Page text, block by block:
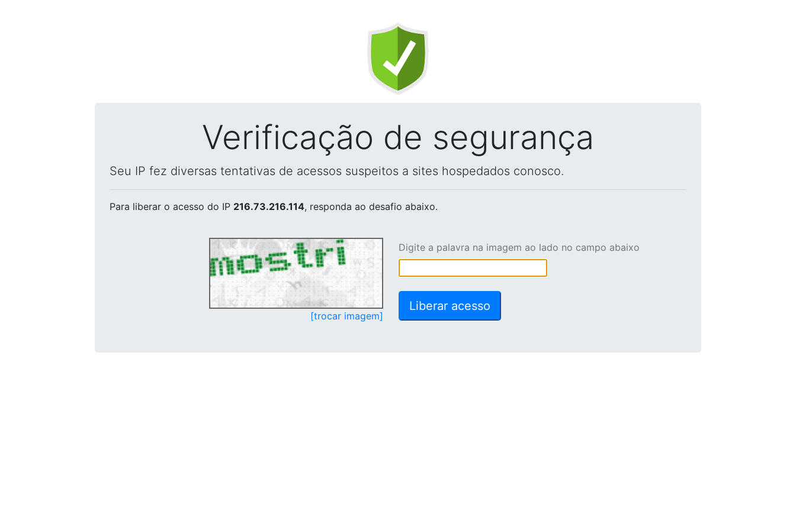
Verificação de segurança
Seu IP fez diversas tentativas de acessos suspeitos a sites hospedados conosco.
Para liberar o acesso do IP 216.73.216.114, responda ao desafio abaixo.
[trocar imagem]
Digite a palavra na imagem ao lado no campo abaixo